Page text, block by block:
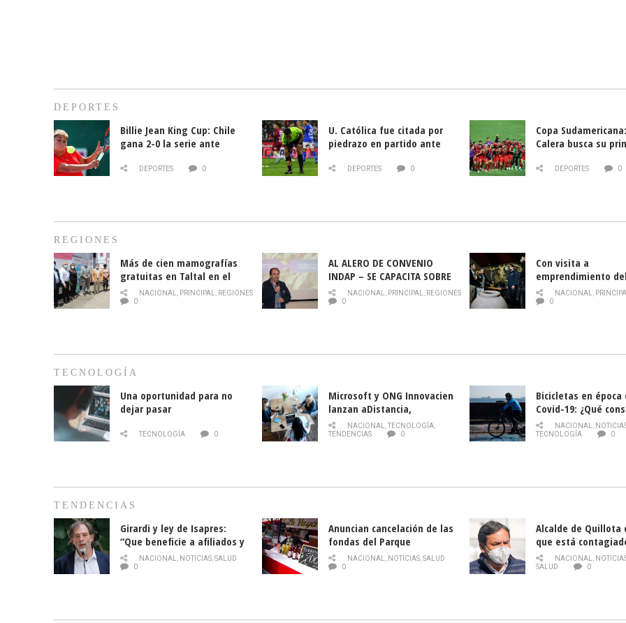
DEPORTES
Billie Jean King Cup: Chile
gana 2-0 la serie ante
DEPORTES 0
U. Católica fue citada por
piedrazo en partido ante
DEPORTES 0
Copa
Calera busca su
DEPORTES 0
REGIONES
Más de cien mamografías
gratuitas en Taltal en el
mes de la prevención del
cáncer de mama
NACIONAL, PRINCIPAL, REGIONES
0
AL ALERO DE CONVENIO
INDAP – SE CAPACITA SOBRE
PLAGA DROSOPHILA SUZUKII
NACIONAL, PRINCIPAL, REGIONES
0
Con visita a
emprendimiento
y llamado al
historia campesina
NACIONAL,
0
TECNOLOGÍA
Una oportunidad para no
dejar pasar
TECNOLOGÍA 0
Microsoft y ONG Innovacien
lanzan aDistancia,
plataforma con cursos
gratuitos online sobre
NACIONAL,TECNOLOGÍA,
TENDENCIAS
0
Bicicletas en época
Covid-19: ¿Qué
momento de
NACIONAL,
TECNOLOGÍA
0
TENDENCIAS
Girardi y ley de Isapres:
“Que beneficie a afiliados y
no legalice el abuso”
NACIONAL, NOTICIAS,SALUD
0
Anuncian cancelación de las
fondas del Parque
O’Higgins debido al
coronavirus
NACIONAL, NOTICIAS,SALUD
0
Alcalde de Quillota
que está
COVID-19
NACIONAL,
SALUD
0